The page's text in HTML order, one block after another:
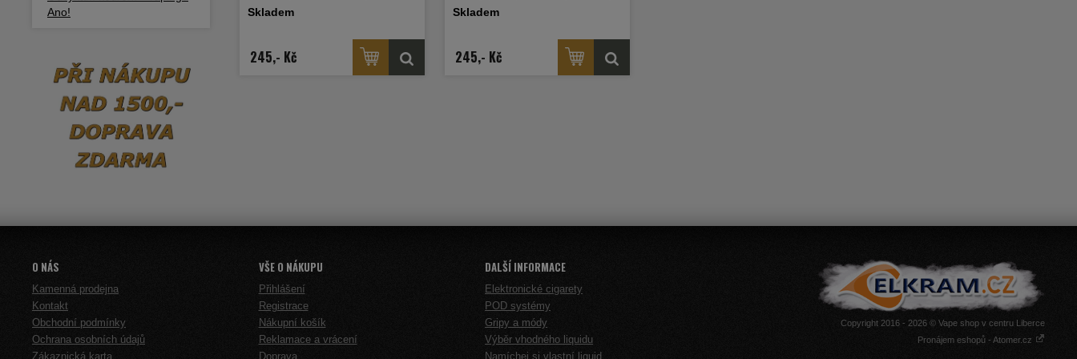
Ano!
chuť, která osloví každého milovníka
Skladem
245,- Kč
Skladem
245,- Kč
O NÁS
Kamenná prodejna
Kontakt
Obchodní podmínky
Ochrana osobních údajů
Zákaznická karta
VŠE O NÁKUPU
Přihlášení
Registrace
Nákupní košík
Reklamace a vrácení
Doprava
DALŠÍ INFORMACE
Elektronické cigarety
POD systémy
Gripy a módy
Výběr vhodného liquidu
Namíchej si vlastní liquid
Copyright 2016 - 2026 © Vape shop v centru Liberce
Pronájem eshopů - Atomer.cz